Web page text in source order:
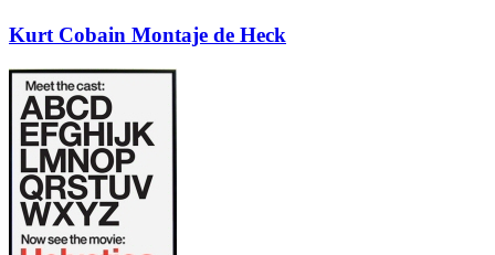
Kurt Cobain Montaje de Heck